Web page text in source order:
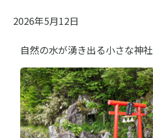
2026年5月12日
自然の水が湧き出る小さな神社